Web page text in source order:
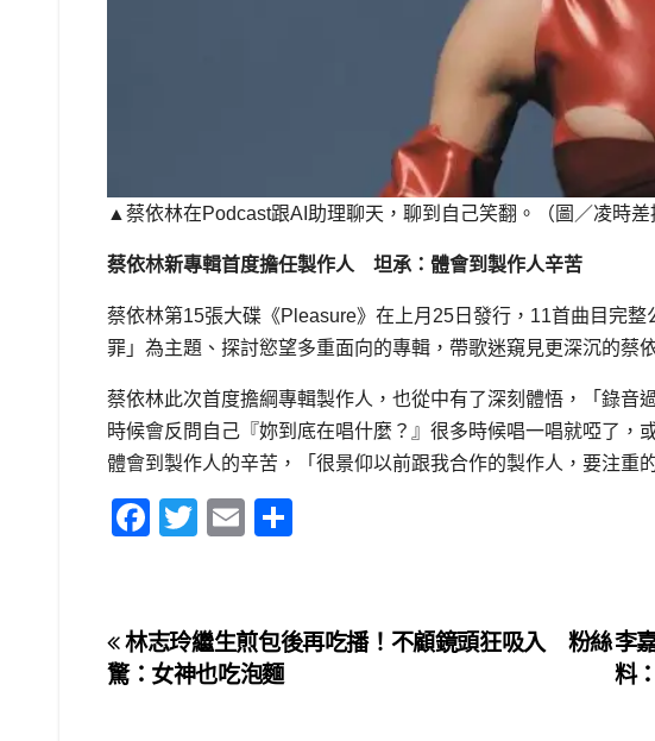
▲蔡依林在Podcast跟AI助理聊天，聊到自己笑翻。（圖／凌時差
蔡依林新專輯首度擔任製作人 坦承：體會到製作人辛苦
蔡依林第15張大碟《Pleasure》在上月25日發行，11首曲目完
罪」為主題、探討慾望多重面向的專輯，帶歌迷窺見更深沉的蔡
蔡依林此次首度擔綱專輯製作人，也從中有了深刻體悟，「錄音
時候會反問自己『妳到底在唱什麼？』很多時候唱一唱就啞了，
體會到製作人的辛苦，「很景仰以前跟我合作的製作人，要注重
F
e
b
T
er
E
e
文
章
李
料
林志玲繼生煎包後再吃播！不顧鏡頭狂吸入 粉絲
驚：女神也吃泡麵